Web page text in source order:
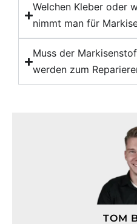
Welchen Kleber oder
nimmt man für
Muss der
werden zum
TOM